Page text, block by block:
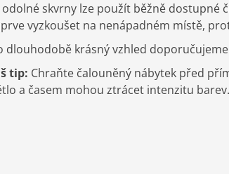
odolné skvrny lze použít běžně dostupné
vyzkoušet na nenápadném místě,
dlouhodobě krásný vzhled
tip: Chraňte čalouněný nábytek před
a časem mohou ztrácet intenzitu barev.